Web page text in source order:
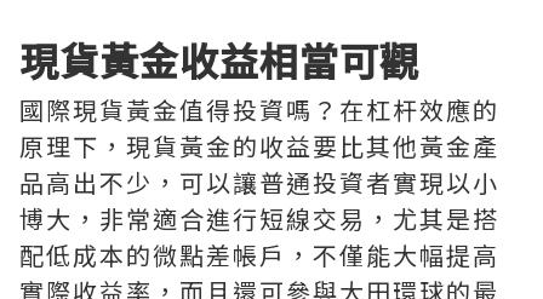
現貨黃金收益相當可觀
國際現貨黃金值得投資嗎？在杠杆效應的
原理下，現貨黃金的收益要比其他黃金產
品高出不少，可以讓普通投資者實現以小
博大，非常適合進行短線交易，尤其是搭
配低成本的微點差帳戶，不僅能大幅提高
實際收益率，而且還可參與大田環球的最